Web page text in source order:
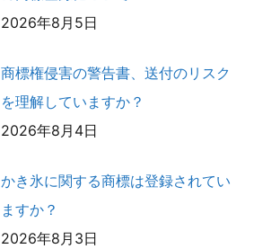
2026年8月5日
商標権侵害の警告書、送付のリスク
を理解していますか？
2026年8月4日
かき氷に関する商標は登録されてい
ますか？
2026年8月3日